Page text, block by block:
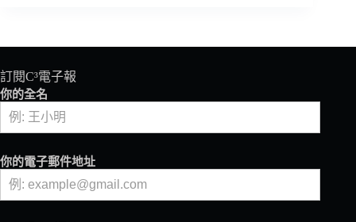
及
色
訂閱C³電子報
你的全名
你的電子郵件地址